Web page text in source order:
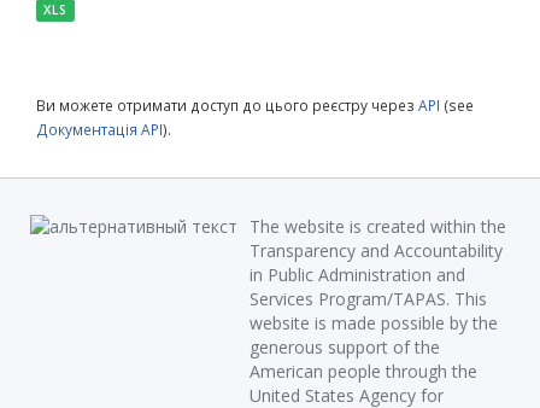
XLS
Ви можете отримати доступ до цього реєстру через API (see
Документація API).
The website is created within the
Transparency and Accountability
in Public Administration and
Services Program/TAPAS. This
website is made possible by the
generous support of the
American people through the
United States Agency for